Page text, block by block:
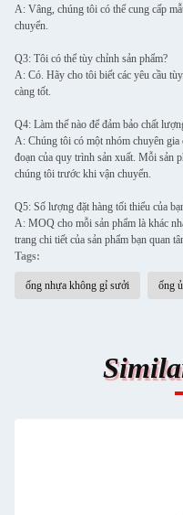
A: Vâng, chúng tôi có thể cung cấp
chuyển.
Q3: Tôi có thể tùy chỉnh sản phẩm?
A: Có. Hãy cho tôi biết các yêu cầu
càng tốt.
Q4: Làm thế nào để đảm bảo chất
A: Chúng tôi có một nhóm chuyên
đoạn của quy trình sản xuất. Mỗi sản
chúng tôi trước khi vận chuyển.
Q5: Số lượng đặt hàng tối thiểu của
A: MOQ cho mỗi sản phẩm là khác
trang chi tiết của sản phẩm bạn quan
Tags:
ống nhựa không gỉ sưởi ống